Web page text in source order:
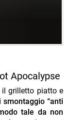
Apocalypse
grilletto piatto e
smontaggio “anti
tale da non